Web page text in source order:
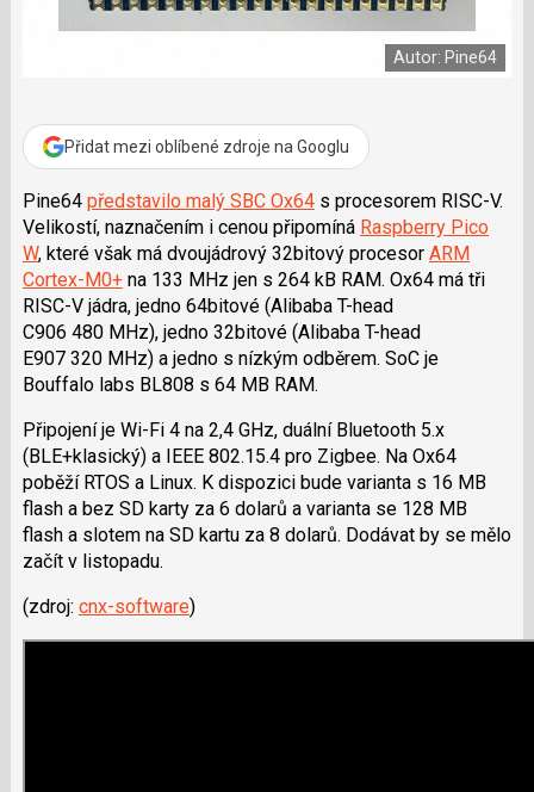
o
o
k
Autor: Pine64
Přidat mezi oblíbené zdroje na Googlu
Pine64 představilo malý SBC Ox64s procesorem RISC-V.
Velikostí, naznačením i cenou připomíná Raspberry Pico
W, které však má dvoujádrový 32bitový procesor ARM
Cortex-M0+na 133 MHz jen s 264 kB RAM. Ox64 má tři
RISC-V jádra, jedno 64bitové (Alibaba T-head
C906 480 MHz), jedno 32bitové (Alibaba T-head
E907 320 MHz) a jedno s nízkým odběrem. SoC je
Bouffalo labs BL808 s 64 MB RAM.
Připojení je Wi-Fi 4 na 2,4 GHz, duální Bluetooth 5.x
(BLE+klasický) a IEEE 802.15.4 pro Zigbee. Na Ox64
poběží RTOS a Linux. K dispozici bude varianta s 16 MB
flash a bez SD karty za 6 dolarů a varianta se 128 MB
flash a slotem na SD kartu za 8 dolarů. Dodávat by se mělo
začít v listopadu.
(zdroj: cnx-software)